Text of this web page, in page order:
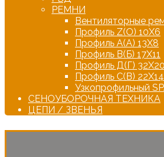
РЕМНИ
Вентиляторные
Профиль Z(О) 10Х6
Профиль А(А) 13Х8
Профиль В(Б) 17Х11
Профиль Д(Г) 32Х20
Профиль С(В) 22Х14
Узкопрофильный
СЕНОУБОРОЧНАЯ ТЕХНИКА
ЦЕПИ / ЗВЕНЬЯ